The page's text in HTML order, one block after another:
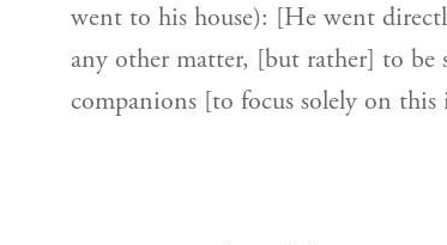
went to his house): [He went
any other matter, [but rather] to be
companions [to focus solely on this